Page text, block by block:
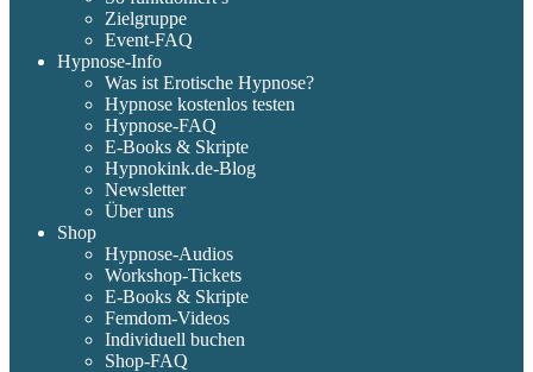
Zielgruppe
Event-FAQ
Hypnose-Info
Was ist Erotische Hypnose?
Hypnose kostenlos testen
Hypnose-FAQ
E-Books & Skripte
Hypnokink.de-Blog
Newsletter
Über uns
Shop
Hypnose-Audios
Workshop-Tickets
E-Books & Skripte
Femdom-Videos
Individuell buchen
Shop-FAQ